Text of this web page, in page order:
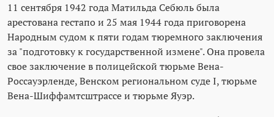
11 сентября 1942 года Матильда Себюль была
арестована гестапо и 25 мая 1944 года приговорена
Народным судом к пяти годам тюремного заключения
за "подготовку к государственной измене". Она провела
свое заключение в полицейской тюрьме Вена-
Россауэрленде, Венском региональном суде I, тюрьме
Вена-Шиффамтсштрассе и тюрьме Яуэр.